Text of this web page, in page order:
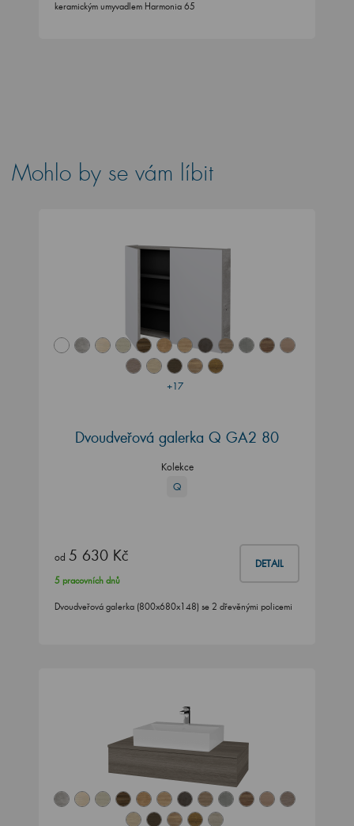
keramickým umyvadlem Harmonia 65
Mohlo by se vám líbit
+17
Dvoudveřová galerka Q GA2 80
Kolekce
Q
od 5 630 Kč DETAIL
5 pracovních dnů
Dvoudveřová galerka (800x680x148) se 2 dřevěnými policemi